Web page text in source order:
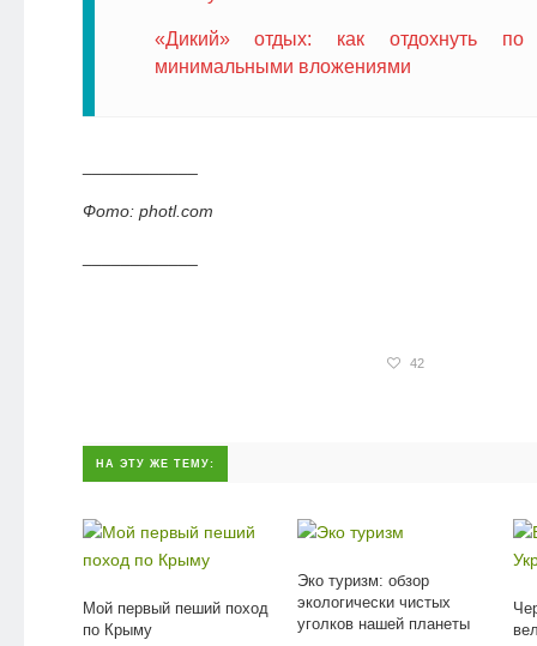
«Дикий» отдых: как отдохнуть
минимальными вложениями
Фото: photl.com
42
НА ЭТУ ЖЕ ТЕМУ:
Мой первый пеший поход
по Крыму
Эко туризм: обзор
экологически чистых
уголков нашей планеты